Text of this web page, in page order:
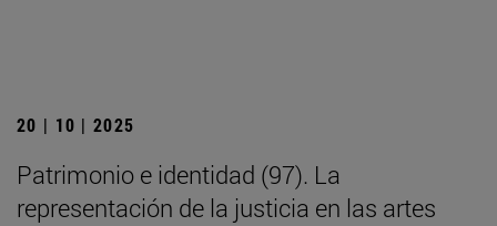
20 | 10 | 2025
Patrimonio e identidad (97). La
representación de la justicia en las artes